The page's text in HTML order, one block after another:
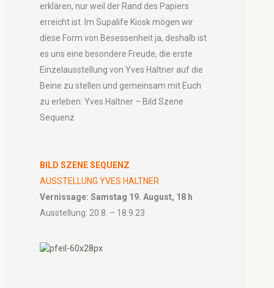
erklären, nur weil der Rand des Papiers
erreicht ist. Im Supalife Kiosk mögen wir
diese Form von Besessenheit ja, deshalb ist
es uns eine besondere Freude, die erste
Einzelausstellung von Yves Haltner auf die
Beine zu stellen und gemeinsam mit Euch
zu erleben: Yves Haltner – Bild Szene
Sequenz
BILD SZENE SEQUENZ
AUSSTELLUNG YVES HALTNER
Vernissage: Samstag 19. August, 18 h
Ausstellung: 20.8. – 18.9.23